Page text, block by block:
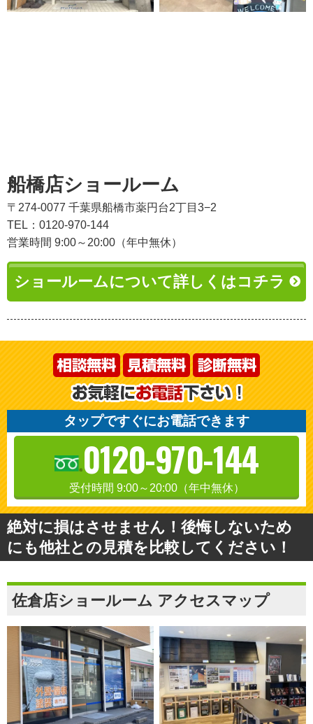
船橋店ショールーム
〒274-0077 千葉県船橋市薬円台2丁目3−2
TEL：0120-970-144
営業時間 9:00～20:00（年中無休）
ショールームについて詳しくはコチラ
タップですぐにお電話できます
0120-970-144
受付時間 9:00～20:00（年中無休）
絶対に損はさせません！後悔しないため
にも他社との見積を比較してください！
佐倉店ショールーム アクセスマップ